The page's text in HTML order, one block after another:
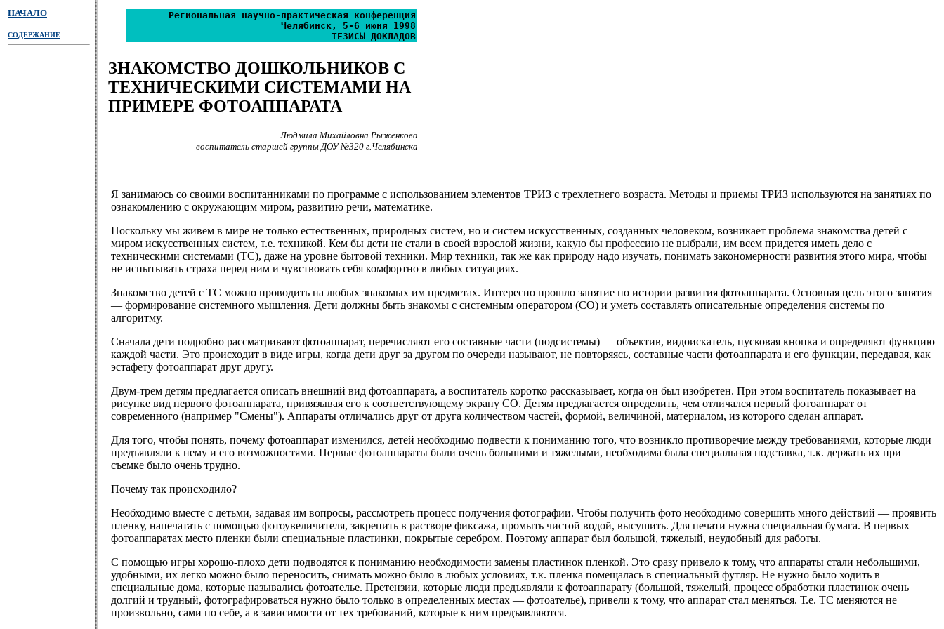
НАЧАЛО
СОДЕРЖАНИЕ
Региональная научно-практическая конференция
Челябинск, 5-6 июня 1998
ТЕЗИСЫ ДОКЛАДОВ
ЗНАКОМСТВО ДОШКОЛЬНИКОВ С
ТЕХНИЧЕСКИМИ СИСТЕМАМИ НА
ПРИМЕРЕ ФОТОАППАРАТА
Людмила Михайловна Рыженкова
воспитатель старшей группы ДОУ №320 г.Челябинска
Я занимаюсь со своими воспитанниками по программе с использованием элементов ТРИЗ с трехлетнего возраста. Методы и приемы ТРИЗ используются на занятиях по
ознакомлению с окружающим миром, развитию речи, математике.
Поскольку мы живем в мире не только естественных, природных систем, но и систем искусственных, созданных человеком, возникает проблема знакомства детей с
миром искусственных систем, т.е. техникой. Кем бы дети не стали в своей взрослой жизни, какую бы профессию не выбрали, им всем придется иметь дело с
техническими системами (ТС), даже на уровне бытовой техники. Мир техники, так же как природу надо изучать, понимать закономерности развития этого мира, чтобы
не испытывать страха перед ним и чувствовать себя комфортно в любых ситуациях.
Знакомство детей с ТС можно проводить на любых знакомых им предметах. Интересно прошло занятие по истории развития фотоаппарата. Основная цель этого занятия
— формирование системного мышления. Дети должны быть знакомы с системным оператором (СО) и уметь составлять описательные определения системы по
алгоритму.
Сначала дети подробно рассматривают фотоаппарат, перечисляют его составные части (подсистемы) — объектив, видоискатель, пусковая кнопка и определяют функцию
каждой части. Это происходит в виде игры, когда дети друг за другом по очереди называют, не повторяясь, составные части фотоаппарата и его функции, передавая, как
эстафету фотоаппарат друг другу.
Двум-трем детям предлагается описать внешний вид фотоаппарата, а воспитатель коротко рассказывает, когда он был изобретен. При этом воспитатель показывает на
рисунке вид первого фотоаппарата, привязывая его к соответствующему экрану СО. Детям предлагается определить, чем отличался первый фотоаппарат от
современного (например "Смены"). Аппараты отличались друг от друга количеством частей, формой, величиной, материалом, из которого сделан аппарат.
Для того, чтобы понять, почему фотоаппарат изменился, детей необходимо подвести к пониманию того, что возникло противоречие между требованиями, которые люди
предъявляли к нему и его возможностями. Первые фотоаппараты были очень большими и тяжелыми, необходима была специальная подставка, т.к. держать их при
съемке было очень трудно.
Почему так происходило?
Необходимо вместе с детьми, задавая им вопросы, рассмотреть процесс получения фотографии. Чтобы получить фото необходимо совершить много действий — проявить
пленку, напечатать с помощью фотоувеличителя, закрепить в растворе фиксажа, промыть чистой водой, высушить. Для печати нужна специальная бумага. В первых
фотоаппаратах место пленки были специальные пластинки, покрытые серебром. Поэтому аппарат был большой, тяжелый, неудобный для работы.
С помощью игры хорошо-плохо дети подводятся к пониманию необходимости замены пластинок пленкой. Это сразу привело к тому, что аппараты стали небольшими,
удобными, их легко можно было переносить, снимать можно было в любых условиях, т.к. пленка помещалась в специальный футляр. Не нужно было ходить в
специальные дома, которые назывались фотоателье. Претензии, которые люди предъявляли к фотоаппарату (большой, тяжелый, процесс обработки пластинок очень
долгий и трудный, фотографироваться нужно было только в определенных местах — фотоателье), привели к тому, что аппарат стал меняться. Т.е. ТС меняются не
произвольно, сами по себе, а в зависимости от тех требований, которые к ним предъявляются.